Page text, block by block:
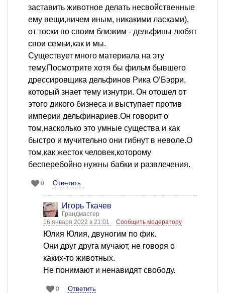
заставить животное делать несвойственные
ему вещи,ничем иным, никакими ласками),
от тоски по своим близким - дельфины любят
свои семьи,как и мы.
Существует много материала на эту
тему.Посмотрите хотя бы фильм бывшего
дрессировщика дельфинов Рика О’Бэрри,
который знает тему изнутри. Он отошел от
этого дикого бизнеса и выступает против
империи дельфинариев.Он говорит о
том,насколько это умные существа и как
быстро и мучительно они гибнут в неволе.О
том,как жесток человек,которому
бесперебойно нужны бабки и развлечения.
0 Ответить
Игорь Ткачев
Грандмастер
16 января 2022 в 21:01
Сообщить модератору
Юлия Юлия, двуногим по фик.
Они друг друга мучают, не говоря о
каких-то животных.
Не понимают и ненавидят свободу.
0 Ответить